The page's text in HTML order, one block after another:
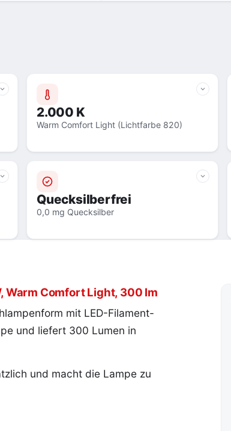
2.000 K
Warm Comfort Light (Lichtfarbe 820)
Quecksilberfrei
0,0 mg Quecksilber
Warm Comfort Light, 300 lm
mit LED-Filament-
und liefert 300 Lumen in
und macht die Lampe zu